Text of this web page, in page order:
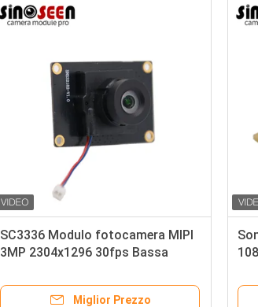
SC3336 Modulo fotocamera MIPI
3MP 2304x1296 30fps Bassa
Miglior Prezzo